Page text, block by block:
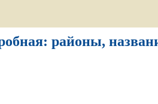
районы,